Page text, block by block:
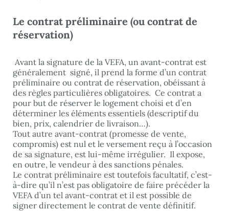
Le contrat préliminaire (ou contrat de
réservation)
Avant la signature de la VEFA, un avant-contrat est
généralement signé, il prend la forme d’un contrat
préliminaire ou contrat de réservation, obéissant à
des règles particulières obligatoires. Ce contrat a
pour but de réserver le logement choisi et d’en
déterminer les éléments essentiels (descriptif du
bien, prix, calendrier de livraison…).
Tout autre avant-contrat (promesse de vente,
compromis) est nul et le versement reçu à l’occasion
de sa signature, est lui-même irrégulier. Il expose,
en outre, le vendeur à des sanctions pénales.
Le contrat préliminaire est toutefois facultatif, c’est-
à-dire qu’il n’est pas obligatoire de faire précéder la
VEFA d’un tel avant-contrat et il est possible de
signer directement le contrat de vente définitif.